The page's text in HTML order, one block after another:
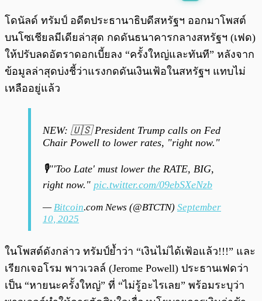
พร้อมเล่น /0:00
โดนัลด์ ทรัมป์ อดีตประธานาธิบดีสหรัฐฯ ออกมาโพสต์
บนโซเชียลมีเดียล่าสุด กดดันธนาคารกลางสหรัฐฯ (เฟด)
ให้ปรับลดอัตราดอกเบี้ยลง “ครั้งใหญ่และทันที” หลังจาก
ข้อมูลล่าสุดบ่งชี้ว่าแรงกดดันเงินเฟ้อในสหรัฐฯ แทบไม่
เหลืออยู่แล้ว
NEW: 🇺🇸 President Trump calls on Fed
Chair Powell to lower rates, "right now."
🎙️"'Too Late' must lower the RATE, BIG,
right now." pic.twitter.com/09ebSXeNzb
—Bitcoin.com News (@BTCTN) September
10, 2025
ในโพสต์ดังกล่าว ทรัมป์ย้ำว่า “เงินไม่ได้เฟ้อแล้ว!!!” และ
เรียกเจอโรม พาวเวลล์ (Jerome Powell) ประธานเฟดว่า
เป็น “หายนะครั้งใหญ่” ที่ “ไม่รู้อะไรเลย” พร้อมระบุว่า